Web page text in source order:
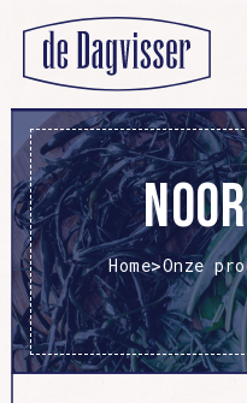
Home>Onze